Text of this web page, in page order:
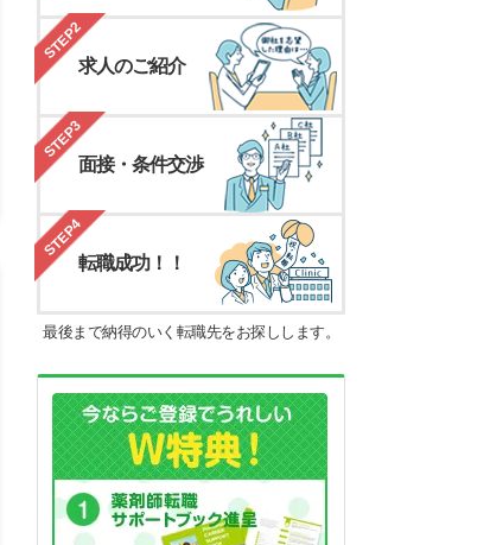
STEP2
求人のご紹介
STEP3
面接・条件交渉
STEP4
転職成功！！
最後まで納得のいく転職先をお探しします。